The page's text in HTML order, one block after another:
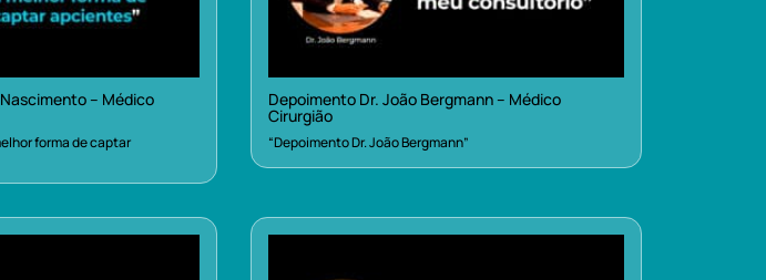
– Médico
forma de captar
Depoimento Dr. João Bergmann – Médico
Cirurgião
“Depoimento Dr. João Bergmann”